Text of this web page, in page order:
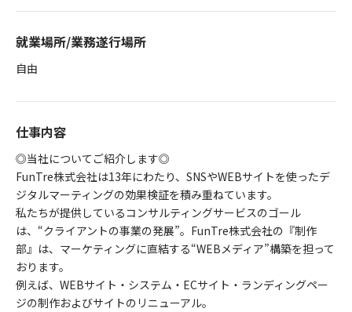
就業場所/業務遂行場所
自由
仕事内容
◎当社についてご紹介します◎
FunTre株式会社は13年にわたり、SNSやWEBサイトを使ったデ
ジタルマーティングの効果検証を積み重ねています。
私たちが提供しているコンサルティングサービスのゴール
は、“クライアントの事業の発展”。FunTre株式会社の『制作
部』は、マーケティングに直結する“WEBメディア”構築を担って
おります。
例えば、WEBサイト・システム・ECサイト・ランディングペー
ジの制作およびサイトのリニューアル。